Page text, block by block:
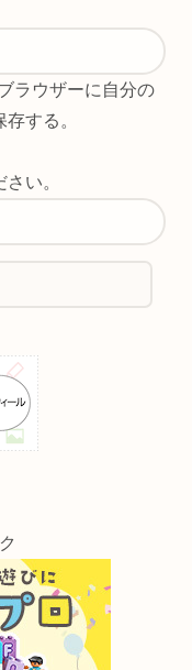
ラウザーに自分の
する。
い。